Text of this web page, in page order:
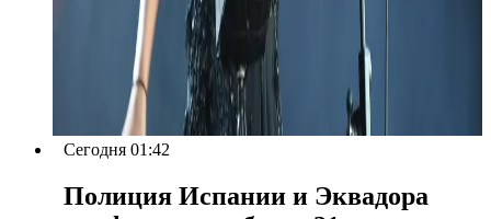
Сегодня 01:42
Полиция Испании и Эквадора